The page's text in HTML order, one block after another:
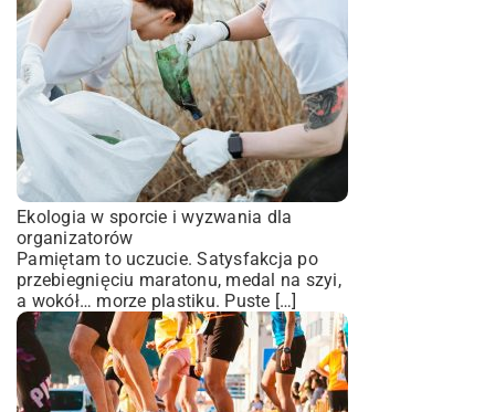
Ekologia w sporcie i wyzwania dla
organizatorów
Pamiętam to uczucie. Satysfakcja po
przebiegnięciu maratonu, medal na szyi,
a wokół… morze plastiku. Puste […]